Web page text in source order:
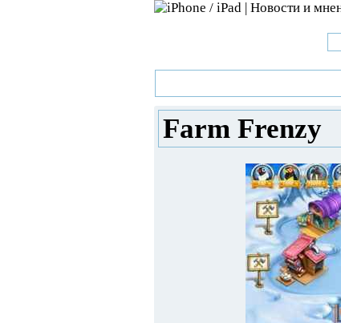
Farm Frenzy